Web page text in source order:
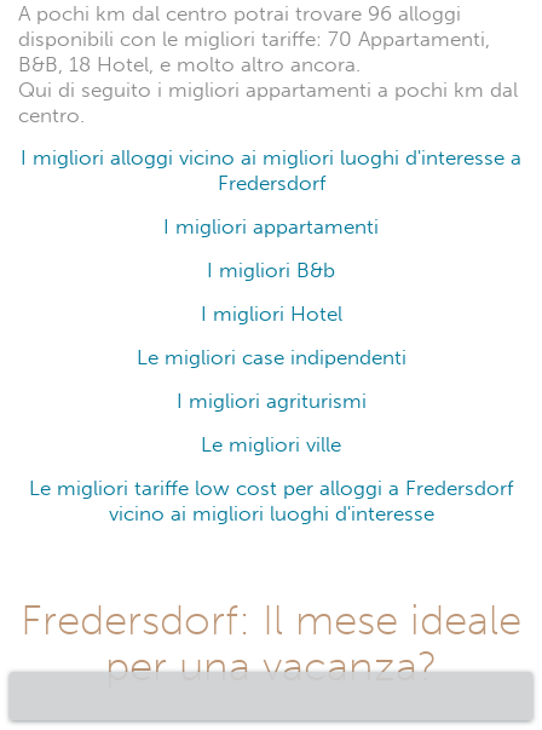
A pochi km dal centro potrai trovare 96 alloggi
disponibili con le migliori tariffe: 70 Appartamenti,
B&B, 18 Hotel, e molto altro ancora.
Qui di seguito i migliori appartamenti a pochi km dal
centro.
I migliori alloggi vicino ai migliori luoghi d'interesse a
Fredersdorf
I migliori appartamenti
I migliori B&b
I migliori Hotel
Le migliori case indipendenti
I migliori agriturismi
Le migliori ville
Le migliori tariffe low cost per alloggi a Fredersdorf
vicino ai migliori luoghi d'interesse
Fredersdorf: Il mese ideale
per una vacanza?